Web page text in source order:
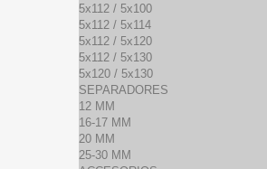
5x112 / 5x100
5x112 / 5x114
5x112 / 5x120
5x112 / 5x130
5x120 / 5x130
SEPARADORES
12 MM
16-17 MM
20 MM
25-30 MM